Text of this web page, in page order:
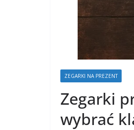
ZEGARKI NA PREZENT
Zegarki
wybrać